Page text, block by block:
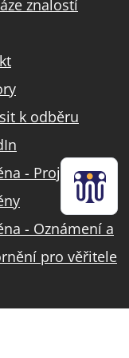
znalostí
k odběru
- Projekt
- Oznámení a
pro věřitele